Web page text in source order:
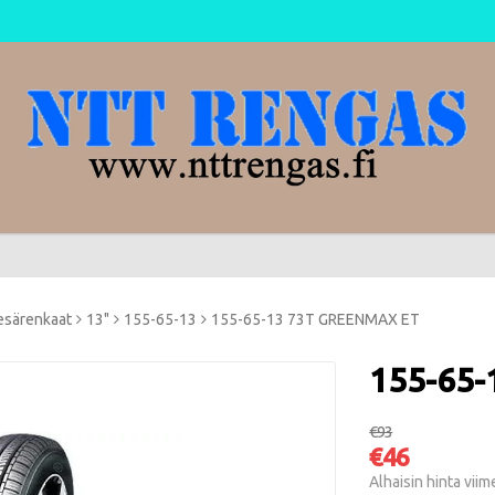
13" 155-65-13 155-65-13 73T GREENMAX ET
155-65-
€93
€46
Alhaisin hinta